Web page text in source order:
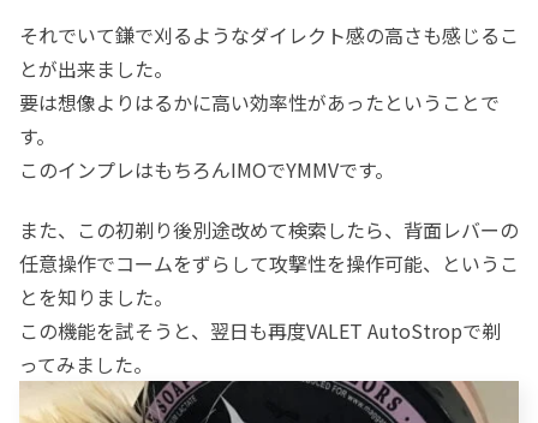
それでいて鎌で刈るようなダイレクト感の高さも感じるこ
とが出来ました。
要は想像よりはるかに高い効率性があったということで
す。
このインプレはもちろんIMOでYMMVです。
また、この初剃り後別途改めて検索したら、背面レバーの
任意操作でコームをずらして攻撃性を操作可能、というこ
とを知りました。
この機能を試そうと、翌日も再度VALET AutoStropで剃
ってみました。